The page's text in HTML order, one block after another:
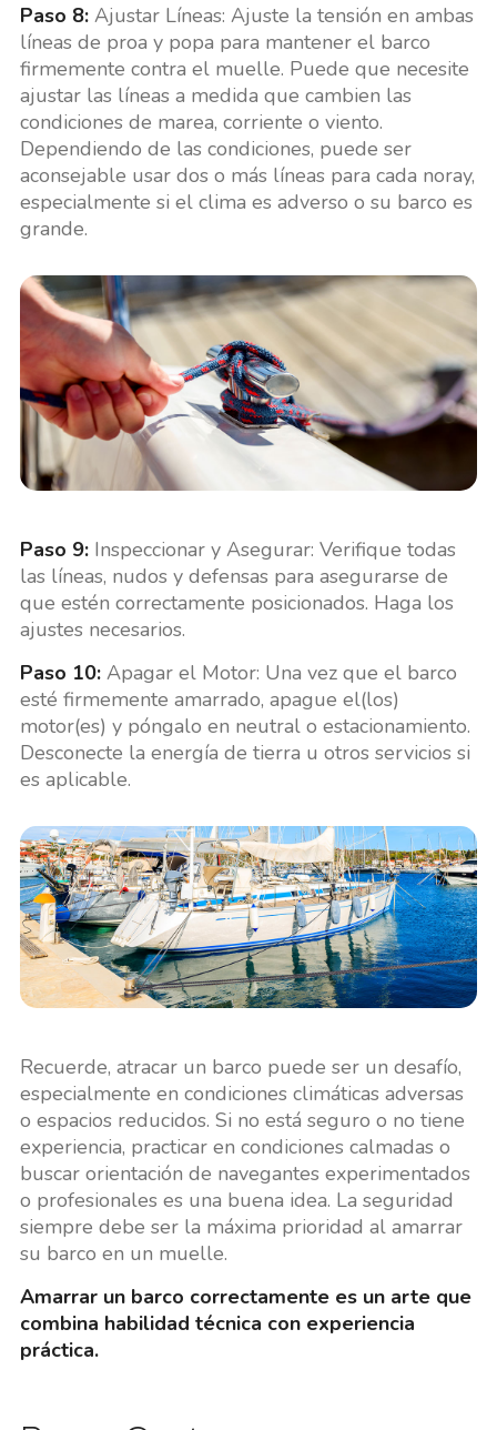
Paso 8:Ajustar Líneas: Ajuste la tensión en ambas
líneas de proa y popa para mantener el barco
firmemente contra el muelle. Puede que necesite
ajustar las líneas a medida que cambien las
condiciones de marea, corriente o viento.
Dependiendo de las condiciones, puede ser
aconsejable usar dos o más líneas para cada noray,
especialmente si el clima es adverso o su barco es
grande.
Paso 9:Inspeccionar y Asegurar: Verifique todas
las líneas, nudos y defensas para asegurarse de
que estén correctamente posicionados. Haga los
ajustes necesarios.
Paso 10:Apagar el Motor: Una vez que el barco
esté firmemente amarrado, apague el(los)
motor(es) y póngalo en neutral o estacionamiento.
Desconecte la energía de tierra u otros servicios si
es aplicable.
Recuerde, atracar un barco puede ser un desafío,
especialmente en condiciones climáticas adversas
o espacios reducidos. Si no está seguro o no tiene
experiencia, practicar en condiciones calmadas o
buscar orientación de navegantes experimentados
o profesionales es una buena idea. La seguridad
siempre debe ser la máxima prioridad al amarrar
su barco en un muelle.
Amarrar un barco correctamente es un arte que
combina habilidad técnica con experiencia
práctica.